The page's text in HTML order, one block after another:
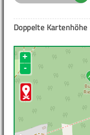
Doppelte Kartenhöhe
+
-